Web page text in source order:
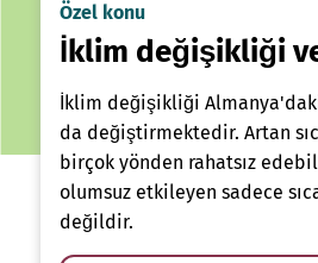
Özel konu
İklim değişikliği
İklim değişikliği
da değiştirmektedir. Artan
birçok yönden rahatsız
olumsuz etkileyen sadece
değildir.